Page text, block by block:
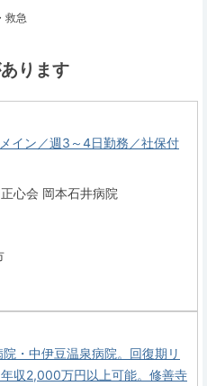
救急
ります
イン／週3～4日勤務／社保付
心会 岡本石井病院
・中伊豆温泉病院。回復期リ
収2,000万円以上可能。修善寺